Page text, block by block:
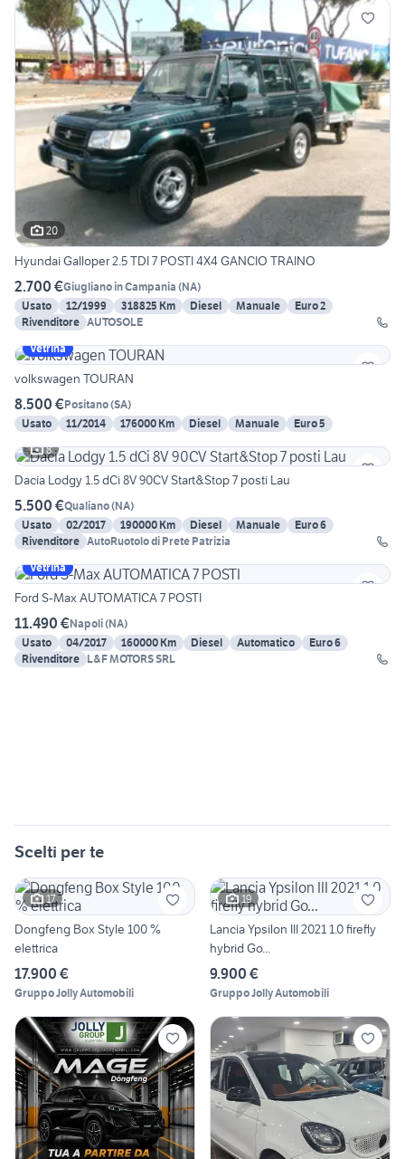
20
Hyundai Galloper 2.5 TDI 7 POSTI 4X4 GANCIO TRAINO
2.700 €Giugliano in Campania (NA)
Usato
12/1999 318825 Km Diesel Manuale
Euro 2
Rivenditore AUTOSOLE
Vetrina
volkswagen TOURAN
8.500 €Positano(SA)
Usato
11/2014 176000 Km Diesel Manuale
Euro 5
8
Dacia Lodgy 1.5 dCi 8V 90CV Start&Stop 7 posti Lau
5.500 €Qualiano(NA)
Usato
02/2017 190000 Km Diesel Manuale
Euro 6
Rivenditore AutoRuotolo di Prete Patrizia
Vetrina
Ford S-Max AUTOMATICA 7 POSTI
11.490 €Napoli(NA)
Usato
04/2017 160000 Km Diesel Automatico
Euro 6
Rivenditore L&F MOTORS SRL
Scelti per te
17
Dongfeng Box Style 100 %
elettrica
17.900 €
Gruppo Jolly Automobili
19
Lancia Ypsilon III 2021 1.0 firefly
hybrid Go...
9.900 €
Gruppo Jolly Automobili